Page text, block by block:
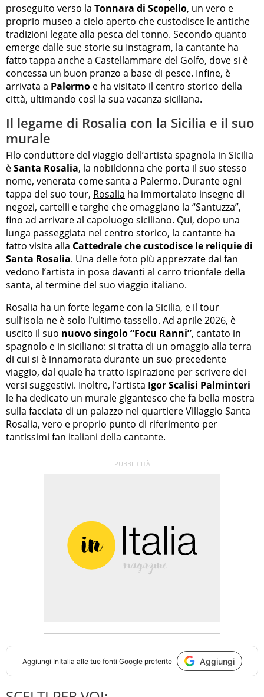
proseguito verso la Tonnara di Scopello, un vero e
proprio museo a cielo aperto che custodisce le antiche
tradizioni legate alla pesca del tonno. Secondo quanto
emerge dalle sue storie su Instagram, la cantante ha
fatto tappa anche a Castellammare del Golfo, dove si è
concessa un buon pranzo a base di pesce. Infine, è
arrivata a Palermo e ha visitato il centro storico della
città, ultimando così la sua vacanza siciliana.
Il legame di Rosalia con la Sicilia e il suo
murale
Filo conduttore del viaggio dell’artista spagnola in Sicilia
èSanta Rosalia, la nobildonna che porta il suo stesso
nome, venerata come santa a Palermo. Durante ogni
tappa del suo tour, Rosalia ha immortalato insegne di
negozi, cartelli e targhe che omaggiano la “Santuzza”,
fino ad arrivare al capoluogo siciliano. Qui, dopo una
lunga passeggiata nel centro storico, la cantante ha
fatto visita alla Cattedrale che custodisce le reliquie di
Santa Rosalia. Una delle foto più apprezzate dai fan
vedono l’artista in posa davanti al carro trionfale della
santa, al termine del suo viaggio italiano.
Rosalia ha un forte legame con la Sicilia, e il tour
sull’isola ne è solo l’ultimo tassello. Ad aprile 2026, è
uscito il suo nuovo singolo “Focu Ranni”, cantato in
spagnolo e in siciliano: si tratta di un omaggio alla terra
di cui si è innamorata durante un suo precedente
viaggio, dal quale ha tratto ispirazione per scrivere dei
versi suggestivi. Inoltre, l’artista Igor Scalisi Palminteri
le ha dedicato un murale gigantesco che fa bella mostra
sulla facciata di un palazzo nel quartiere Villaggio Santa
Rosalia, vero e proprio punto di riferimento per
tantissimi fan italiani della cantante.
Aggiungi InItalia alle tue fonti Google preferite Aggiungi